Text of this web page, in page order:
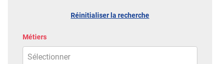
Réinitialiser la recherche
Métiers